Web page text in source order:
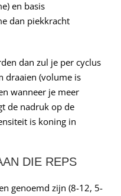
en basis
dan piekkracht
dan zul je per cyclus
draaien (volume is
wanneer je meer
de nadruk op de
is koning in
DIE REPS
genoemd zijn (8-12, 5-